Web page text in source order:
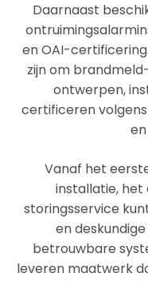
Daarnaast
en OAI-
zijn om
ontwerpen,
certificeren
Vanaf het
installatie, het
storingsservice
en
betrouwbare
leveren maatwerk